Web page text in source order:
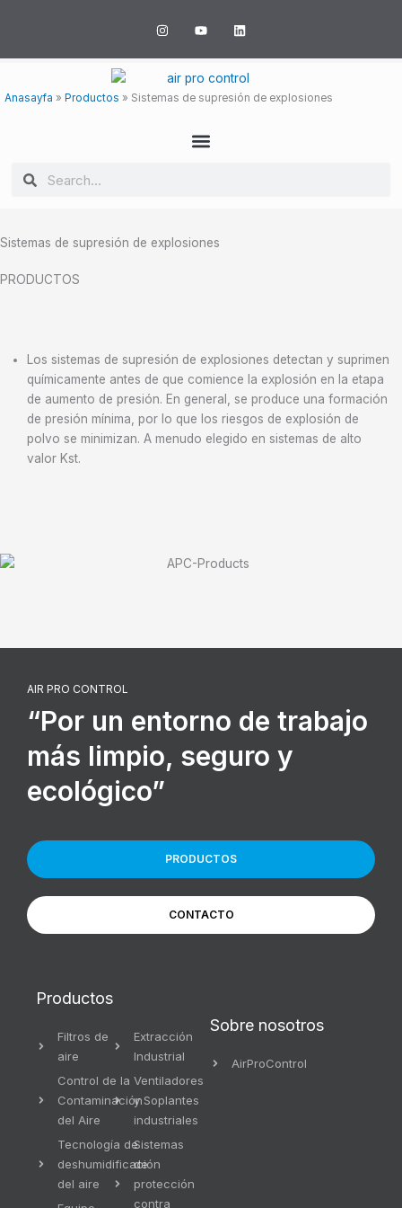
n
t
g
r
a
o
t
b
e
i
k
d
i
n
Anasayfa » Productos » Sistemas de supresión de explosiones
BuscarBuscar
Sistemas de supresión de explosiones
PRODUCTOS
Los sistemas de supresión de explosiones detectan y suprimen
químicamente antes de que comience la explosión en la etapa
de aumento de presión. En general, se produce una formación
de presión mínima, por lo que los riesgos de explosión de
polvo se minimizan. A menudo elegido en sistemas de alto
valor Kst.
AIR PRO CONTROL
“Por un entorno de trabajo
más limpio, seguro y
ecológico”
PRODUCTOS
CONTACTO
Productos
Filtros de
aire
Control de la
Contaminación
del Aire
Tecnología de
deshumidificación
del aire
Extracción
Industrial
Ventiladores
y Soplantes
industriales
Sistemas
de
protección
contra
Sobre nosotros
AirProControl